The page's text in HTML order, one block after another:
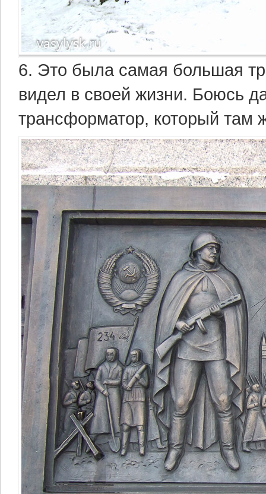
6. Это была самая большая
видел в своей жизни. Боюсь
трансформатор, который там